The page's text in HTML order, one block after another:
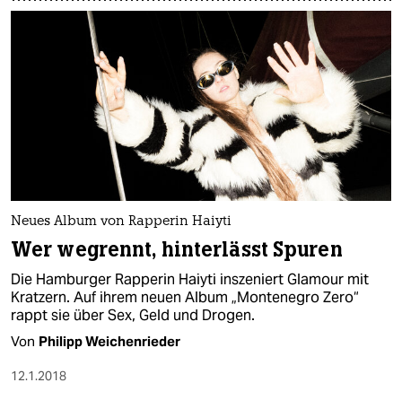
Neues Album von Rapperin Haiyti
Wer wegrennt, hinterlässt Spuren
Die Hamburger Rapperin Haiyti inszeniert Glamour mit
Kratzern. Auf ihrem neuen Album „Montenegro Zero“
rappt sie über Sex, Geld und Drogen.
Von Philipp Weichenrieder
12.1.2018